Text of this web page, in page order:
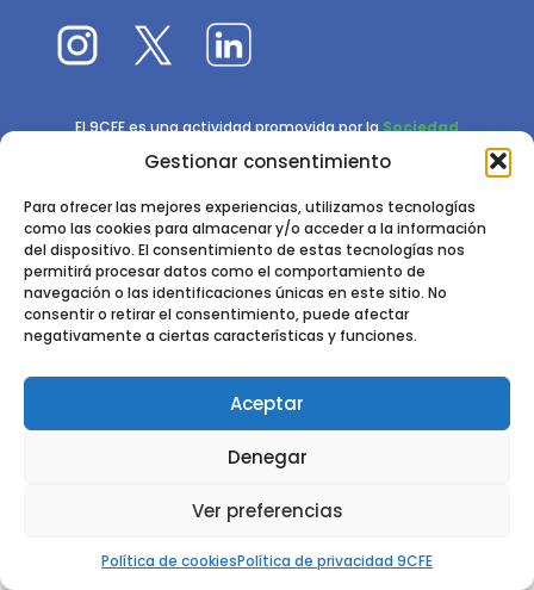
Gestionar consentimiento
Para ofrecer las mejores experiencias, utilizamos tecnologías
como las cookies para almacenar y/o acceder a la información
del dispositivo. El consentimiento de estas tecnologías nos
permitirá procesar datos como el comportamiento de
navegación o las identificaciones únicas en este sitio. No
consentir o retirar el consentimiento, puede afectar
negativamente a ciertas características y funciones.
Aceptar
Denegar
Ver preferencias
Política de cookiesPolítica de privacidad 9CFE
El 9CFE es una actividad promovida por laSociedad
Instituto de Ciencias Forestales, INIA-CSIC
Ctra. de la Coruña km 7,5 - 28040 Madrid
2024 - 2025 © CONGRESO FORESTAL ESPAÑOL. TODOS LOS
DERECHOS RESERVADOS. DISEÑO Y DESARROLLO DEL SITIO WEB,
POLÍTICA DE PRIVACIDAD. POLÍTICA DE COOKIES.